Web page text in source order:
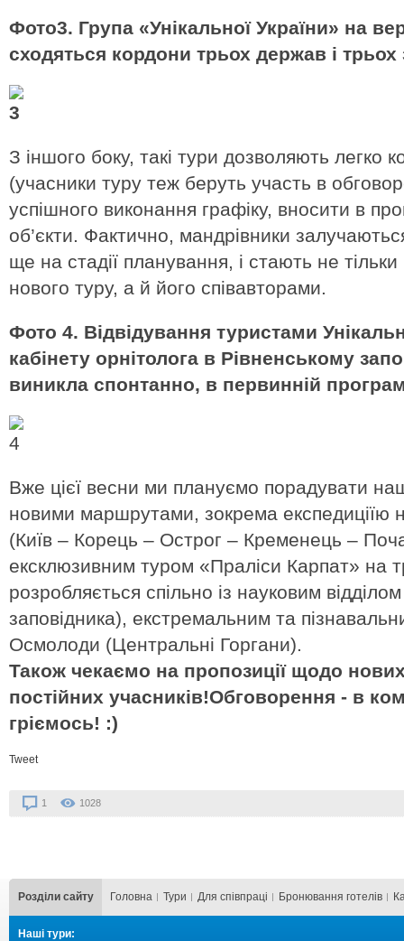
Фото3. Група «Унікальної України» на
сходяться кордони трьох держав і трьох
З іншого боку, такі тури дозволяють легко
(учасники туру теж беруть участь в
успішного виконання графіку, вносити в
об’єкти. Фактично, мандрівники
ще на стадії планування, і стають не
нового туру, а й його співавторами.
Фото 4. Відвідування туристами
кабінету орнітолога в Рівненському
виникла спонтанно, в первинній
Вже цієї весни ми плануємо порадувати
новими маршрутами, зокрема експедиціїю
(Київ – Корець – Острог – Кременець –
ексклюзивним туром «Праліси Карпат» на
розробляється спільно із науковим
заповідника), екстремальним та
Осмолоди (Центральні Горгани).
Також чекаємо на пропозиції щодо
постійних учасників!Обговорення - в
гріємось! :)
Tweet
1 1028
Розділи сайту Головна Тури Для cпівпраці Бронювання готелів
Наші тури: